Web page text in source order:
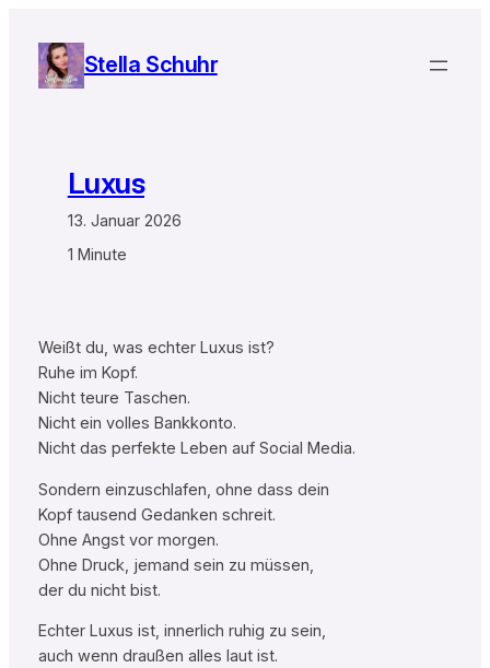
Inhalt
springen
Stella Schuhr
Luxus
13. Januar 2026
1 Minute
Weißt du, was echter Luxus ist?
Ruhe im Kopf.
Nicht teure Taschen.
Nicht ein volles Bankkonto.
Nicht das perfekte Leben auf Social Media.
Sondern einzuschlafen, ohne dass dein
Kopf tausend Gedanken schreit.
Ohne Angst vor morgen.
Ohne Druck, jemand sein zu müssen,
der du nicht bist.
Echter Luxus ist, innerlich ruhig zu sein,
auch wenn draußen alles laut ist.